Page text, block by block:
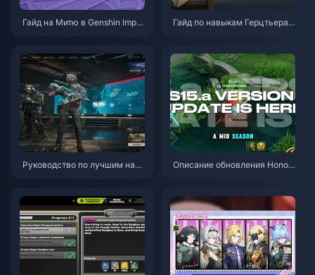
Гайд на Митю в Genshin Impa
Гайд по навыкам Герцтьера
Руководство по лучшим наст
Описание обновления Honor